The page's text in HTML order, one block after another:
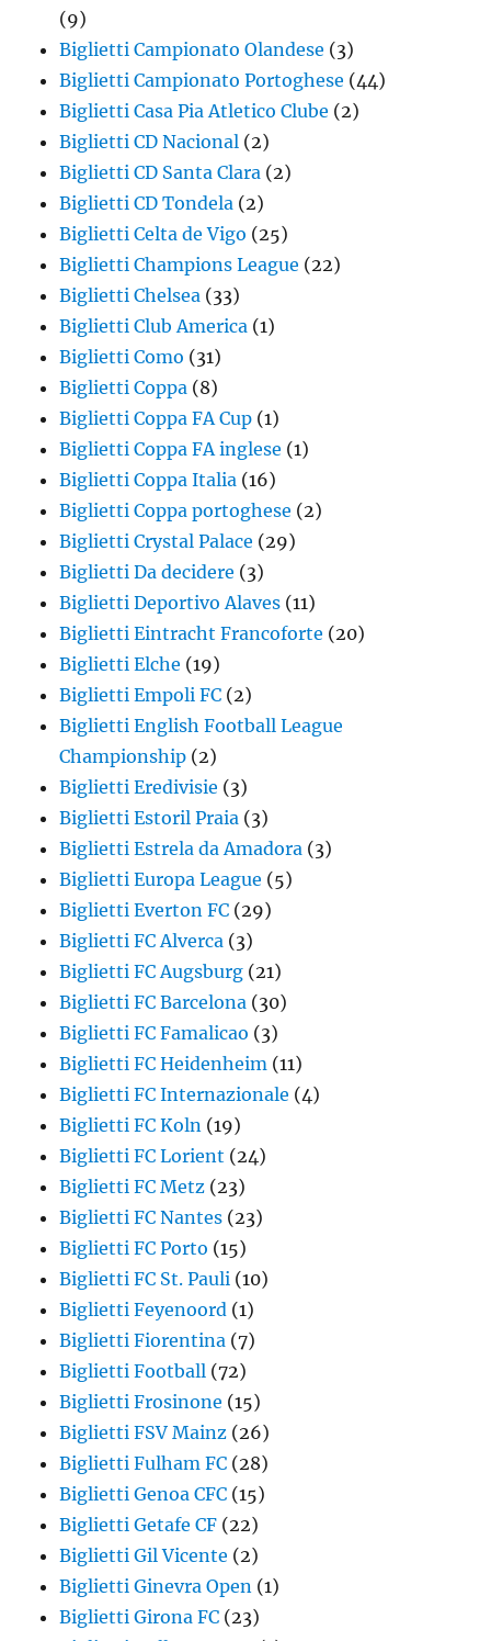
(9)
Biglietti Campionato Olandese (3)
Biglietti Campionato Portoghese (44)
Biglietti Casa Pia Atletico Clube (2)
Biglietti CD Nacional (2)
Biglietti CD Santa Clara (2)
Biglietti CD Tondela (2)
Biglietti Celta de Vigo (25)
Biglietti Champions League (22)
Biglietti Chelsea (33)
Biglietti Club America (1)
Biglietti Como (31)
Biglietti Coppa (8)
Biglietti Coppa FA Cup (1)
Biglietti Coppa FA inglese (1)
Biglietti Coppa Italia (16)
Biglietti Coppa portoghese (2)
Biglietti Crystal Palace (29)
Biglietti Da decidere (3)
Biglietti Deportivo Alaves (11)
Biglietti Eintracht Francoforte (20)
Biglietti Elche (19)
Biglietti Empoli FC (2)
Biglietti English Football League
Championship (2)
Biglietti Eredivisie (3)
Biglietti Estoril Praia (3)
Biglietti Estrela da Amadora (3)
Biglietti Europa League (5)
Biglietti Everton FC (29)
Biglietti FC Alverca (3)
Biglietti FC Augsburg (21)
Biglietti FC Barcelona (30)
Biglietti FC Famalicao (3)
Biglietti FC Heidenheim (11)
Biglietti FC Internazionale (4)
Biglietti FC Koln (19)
Biglietti FC Lorient (24)
Biglietti FC Metz (23)
Biglietti FC Nantes (23)
Biglietti FC Porto (15)
Biglietti FC St. Pauli (10)
Biglietti Feyenoord (1)
Biglietti Fiorentina (7)
Biglietti Football (72)
Biglietti Frosinone (15)
Biglietti FSV Mainz (26)
Biglietti Fulham FC (28)
Biglietti Genoa CFC (15)
Biglietti Getafe CF (22)
Biglietti Gil Vicente (2)
Biglietti Ginevra Open (1)
Biglietti Girona FC (23)